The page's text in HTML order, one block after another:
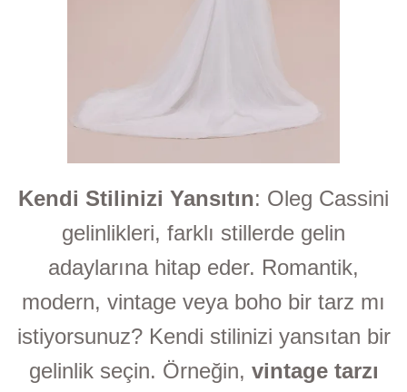
Kendi Stilinizi Yansıtın: Oleg Cassini
gelinlikleri, farklı stillerde gelin
adaylarına hitap eder. Romantik,
modern, vintage veya boho bir tarz mı
istiyorsunuz? Kendi stilinizi yansıtan bir
gelinlik seçin. Örneğin, vintage tarzı